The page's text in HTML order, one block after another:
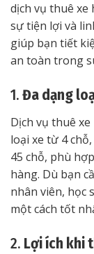
dịch vụ thuê xe
sự tiện lợi và
giúp bạn tiết
an toàn trong
1.Đa dạng
Dịch vụ thuê
loại xe từ 4
45 chỗ, phù
hàng. Dù bạn
nhân viên, học
một cách tốt
2. Lợi ích khi